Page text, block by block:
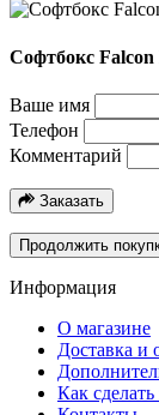
Софтбокс Falcon
Ваше имя
Телефон
Комментарий
Заказать
Продолжить
Информация
О магазине
Доставка и
Как сделать